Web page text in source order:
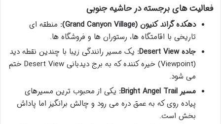
فعالیت های برجسته در حاشیه جنوبی
دهکده گراند کنیون (Grand Canyon Village):
منطقه ای
تاریخی با اقامتگاه ها، رستوران ها و فروشگاه ها.
جاده Desert View:
یک مسیر رانندگی زیبا با چندین نقطه دید
(Viewpoint) خیره کننده که به برج دیدبانی Desert View ختم
می شود.
مسیر Bright Angel Trail:
یکی از محبوب ترین مسیرهای
پیاده روی که به عمق دره می رود و چالش برانگیز اما پاداش
بخش است.